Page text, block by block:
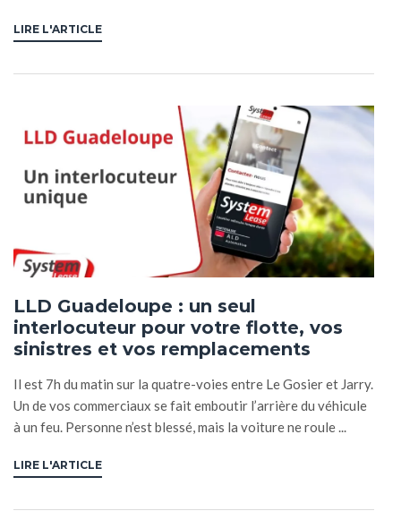
LIRE L'ARTICLE
LLD Guadeloupe : un seul
interlocuteur pour votre flotte, vos
sinistres et vos remplacements
Il est 7h du matin sur la quatre-voies entre Le Gosier et Jarry.
Un de vos commerciaux se fait emboutir l’arrière du véhicule
à un feu. Personne n’est blessé, mais la voiture ne roule ...
LIRE L'ARTICLE